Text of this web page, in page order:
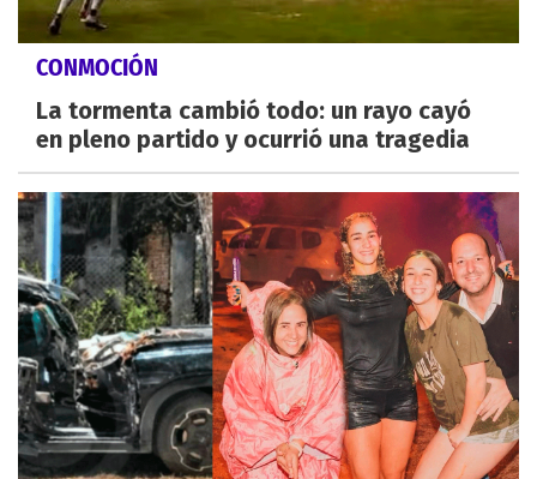
CONMOCIÓN
La tormenta cambió todo: un rayo cayó
en pleno partido y ocurrió una tragedia